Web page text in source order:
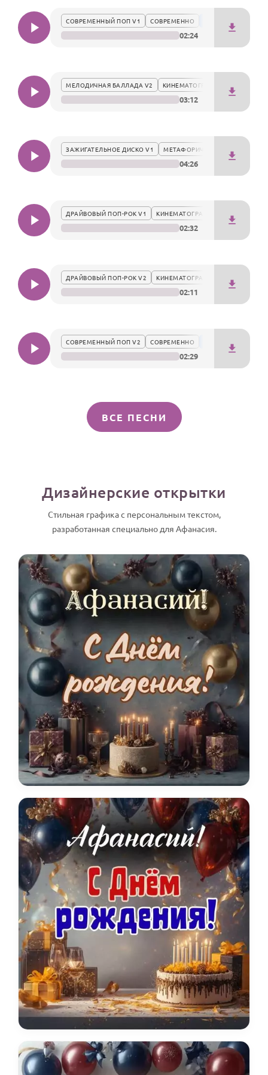
благородство и останется приятным воспоминанием в
сердце.
СОВРЕМЕННЫЙ ПОП V1 СОВРЕМЕННО
02:24
МЕЛОДИЧНАЯ БАЛЛАДА V2 КИНЕМАТОГРАФИЧНО
03:12
ЗАЖИГАТЕЛЬНОЕ ДИСКО V1 МЕТАФОРИЧНО
04:26
ДРАЙВОВЫЙ ПОП-РОК V1 КИНЕМАТОГРАФИЧНО
02:32
ДРАЙВОВЫЙ ПОП-РОК V2 КИНЕМАТОГРАФИЧНО
02:11
СОВРЕМЕННЫЙ ПОП V2 СОВРЕМЕННО
02:29
ВСЕ ПЕСНИ
Дизайнерские открытки
Стильная графика с персональным текстом,
разработанная специально для Афанасия.